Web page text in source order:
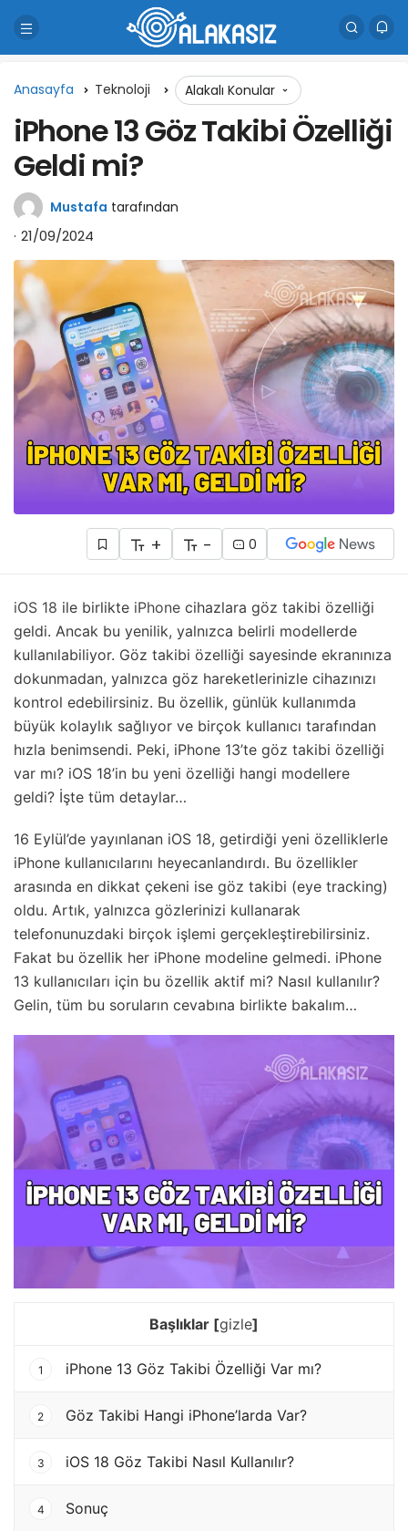
Anasayfa Teknoloji Alakalı Konular
iPhone 13 Göz Takibi Özelliği
Geldi mi?
Mustafa tarafından
21/09/2024
+ - 0
iOS 18 ile birlikte iPhone cihazlara göz takibi özelliği
geldi. Ancak bu yenilik, yalnızca belirli modellerde
kullanılabiliyor. Göz takibi özelliği sayesinde ekranınıza
dokunmadan, yalnızca göz hareketlerinizle cihazınızı
kontrol edebilirsiniz. Bu özellik, günlük kullanımda
büyük kolaylık sağlıyor ve birçok kullanıcı tarafından
hızla benimsendi. Peki, iPhone 13’te göz takibi özelliği
var mı? iOS 18’in bu yeni özelliği hangi modellere
geldi? İşte tüm detaylar…
16 Eylül’de yayınlanan iOS 18, getirdiği yeni özelliklerle
iPhone kullanıcılarını heyecanlandırdı. Bu özellikler
arasında en dikkat çekeni ise göz takibi (eye tracking)
oldu. Artık, yalnızca gözlerinizi kullanarak
telefonunuzdaki birçok işlemi gerçekleştirebilirsiniz.
Fakat bu özellik her iPhone modeline gelmedi. iPhone
13 kullanıcıları için bu özellik aktif mi? Nasıl kullanılır?
Gelin, tüm bu soruların cevabına birlikte bakalım…
Başlıklar [gizle]
1 iPhone 13 Göz Takibi Özelliği Var mı?
2 Göz Takibi Hangi iPhone’larda Var?
3 iOS 18 Göz Takibi Nasıl Kullanılır?
4 Sonuç